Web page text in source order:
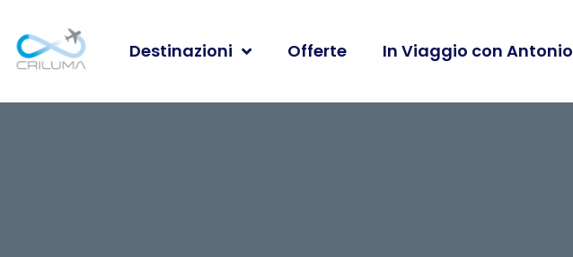
Destinazioni Offerte In Viaggio con Antonio